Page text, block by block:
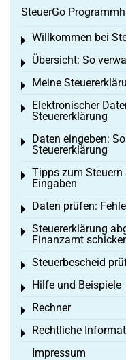
SteuerGo
Willkommen bei
Toggle menu
Übersicht: So
Toggle menu
Meine
Toggle menu
Elektronischer
Steuererklärung
Toggle menu
Daten eingeben:
Steuererklärung
Toggle menu
Tipps zum Steuern
Eingaben
Toggle menu
Daten prüfen:
Toggle menu
Steuererklärung
Finanzamt
Toggle menu
Steuerbescheid
Toggle menu
Hilfe und Beispiele
Toggle menu
Rechner
Toggle menu
Rechtliche
Toggle menu
Impressum